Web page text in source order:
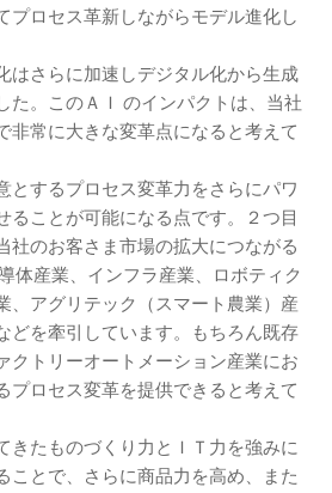
プロセス革新しながらモデル進化し
さらに加速しデジタル化から生成
た。このＡＩ のインパクトは、当社
非常に大きな変革点になると考えて
するプロセス変革力をさらにパワ
ることが可能になる点です。２つ目
社のお客さま市場の拡大につながる
体産業、インフラ産業、ロボティク
、アグリテック（スマート農業）産
どを牽引しています。もちろん既存
クトリーオートメーション産業にお
プロセス変革を提供できると考えて
たものづくり力とＩＴ力を強みに
ことで、さらに商品力を高め、また